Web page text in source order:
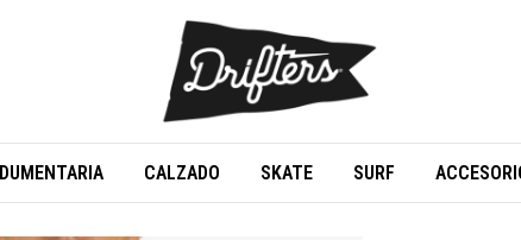
CALZADO SKATE SURF